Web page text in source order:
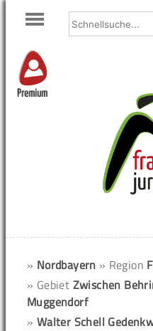
Premium
» Nordbayern » Region
» Gebiet Zwischen
Muggendorf
» Walter Schell